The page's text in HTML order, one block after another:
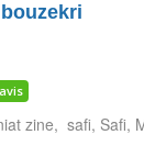
zine, safi Safi